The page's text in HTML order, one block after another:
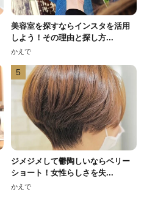
美容室を探すならインスタを活用
しよう！その理由と探し方...
かえで
5
ジメジメして鬱陶しいならベリー
ショート！女性らしさを失...
かえで